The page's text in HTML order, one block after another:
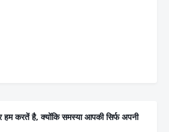
करतें है, क्योंकि समस्या आपकी सिर्फ अपनी